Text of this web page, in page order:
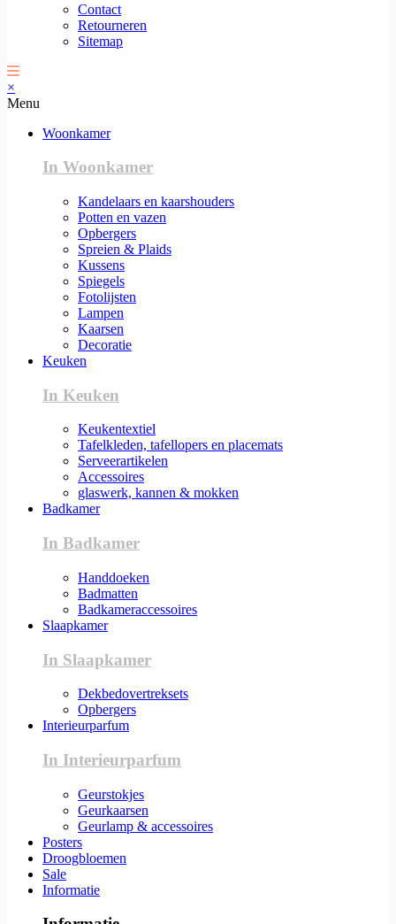
Contact
Retourneren
Sitemap
×
Menu
Woonkamer
In Woonkamer
Kandelaars en kaarshouders
Potten en vazen
Opbergers
Spreien & Plaids
Kussens
Spiegels
Fotolijsten
Lampen
Kaarsen
Decoratie
Keuken
In Keuken
Keukentextiel
Tafelkleden, tafellopers en placemats
Serveerartikelen
Accessoires
glaswerk, kannen & mokken
Badkamer
In Badkamer
Handdoeken
Badmatten
Badkameraccessoires
Slaapkamer
In Slaapkamer
Dekbedovertreksets
Opbergers
Interieurparfum
In Interieurparfum
Geurstokjes
Geurkaarsen
Geurlamp & accessoires
Posters
Droogbloemen
Sale
Informatie